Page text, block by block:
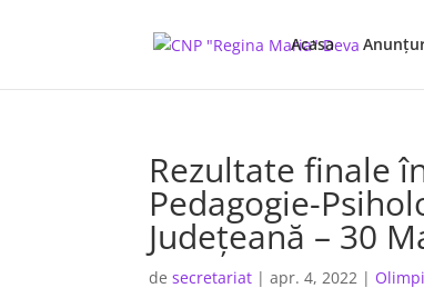
Acasa
Rezultate finale
Pedagogie-
Județeană – 30
desecretariat |apr. 4, 2022 |